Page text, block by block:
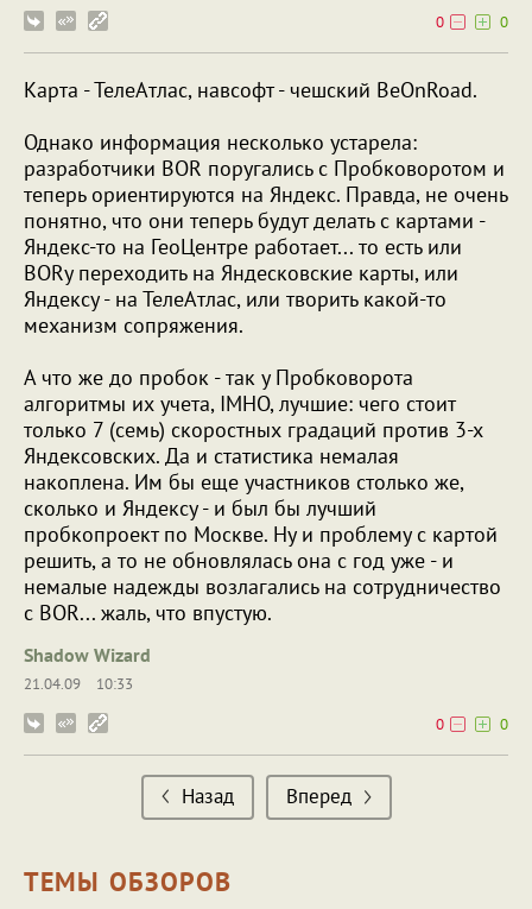
0
0
Карта - ТелеАтлас, навсофт - чешский BeOnRoad.
Однако информация несколько устарела:
разработчики BOR поругались с Пробковоротом и
теперь ориентируются на Яндекс. Правда, не очень
понятно, что они теперь будут делать с картами -
Яндекс-то на ГеоЦентре работает... то есть или
BORу переходить на Яндесковские карты, или
Яндексу - на ТелеАтлас, или творить какой-то
механизм сопряжения.
А что же до пробок - так у Пробковорота
алгоритмы их учета, IMHO, лучшие: чего стоит
только 7 (семь) скоростных градаций против 3-х
Яндексовских. Да и статистика немалая
накоплена. Им бы еще участников столько же,
сколько и Яндексу - и был бы лучший
пробкопроект по Москве. Ну и проблему с картой
решить, а то не обновлялась она с год уже - и
немалые надежды возлагались на сотрудничество
с BOR... жаль, что впустую.
Shadow Wizard
21.04.09
10:33
0
0
Назад Вперед
ТЕМЫ ОБЗОРОВ